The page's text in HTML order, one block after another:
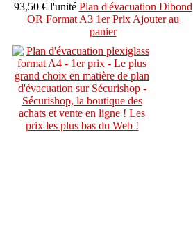
93,50 € l'unité Plan d'évacuation Dibond
OR Format A3 1er PrixAjouter au
panier